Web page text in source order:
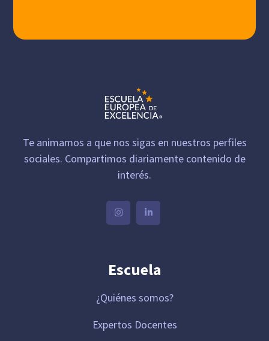
Te animamos a que nos sigas en nuestros perfiles
sociales. Compartimos diariamente contenido de
interés.
Escuela
¿Quiénes somos?
Expertos Docentes